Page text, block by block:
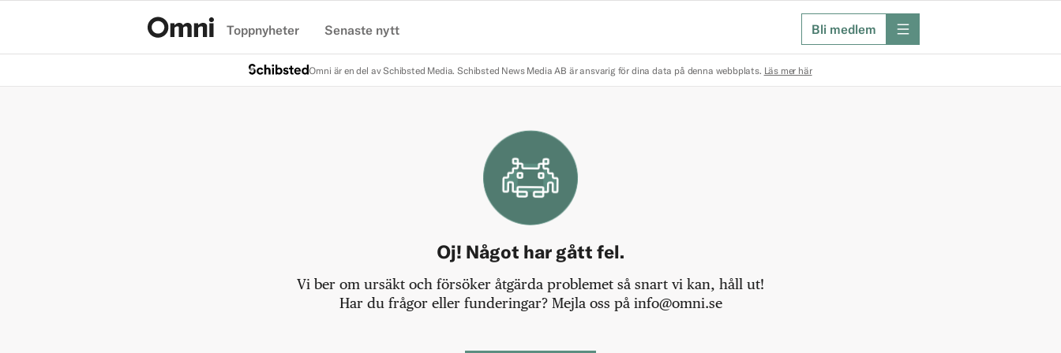
Toppnyheter Senaste nytt Bli medlem meny
Omni är en del av Schibsted Media. Schibsted News Media AB är ansvarig för dina data på denna webbplats. Läs mer här
Oj! Något har gått fel.
Vi ber om ursäkt och försöker åtgärda problemet så snart vi kan, håll ut!
Har du frågor eller funderingar? Mejla oss på info@omni.se